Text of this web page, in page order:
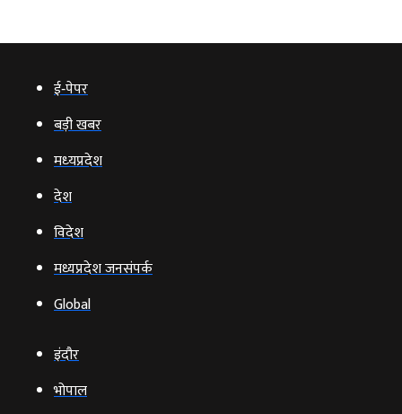
ई‑पेपर
बड़ी खबर
मध्‍यप्रदेश
देश
विदेश
मध्यप्रदेश जनसंपर्क
Global
इंदौर
भोपाल